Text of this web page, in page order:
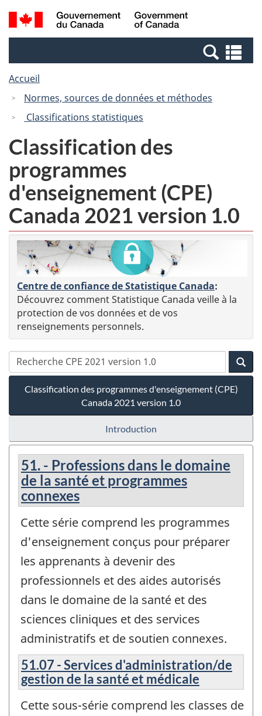
Passer
au
Passer
à
Canada
Recherche
et
et
Accueil
Normes, sources de données et méthodes
Classifications statistiques
Classification des
programmes
d'enseignement (CPE)
Canada 2021 version 1.0
Centre de confiance de Statistique Canada:
Découvrez comment Statistique Canada veille à la
protection de vos données et de vos
renseignements personnels.
Classification des programmes d'enseignement (CPE)
Canada 2021 version 1.0
Introduction
51. - Professions dans le domaine
de la santé et programmes
connexes
Cette série comprend les programmes
d'enseignement conçus pour préparer
les apprenants à devenir des
professionnels et des aides autorisés
dans le domaine de la santé et des
sciences cliniques et des services
administratifs et de soutien connexes.
51.07 - Services d'administration/de
gestion de la santé et médicale
Cette sous-série comprend les classes de